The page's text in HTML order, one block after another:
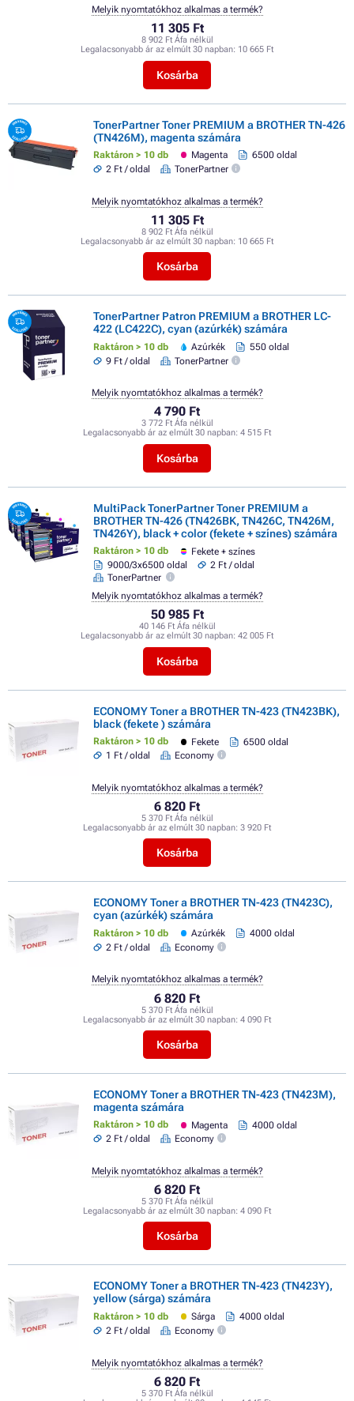
11 305 Ft
8 902 Ft Áfa nélkül
Legalacsonyabb ár az elmúlt 30 napban: 10 665 Ft
Kosárba
Melyik nyomtatókhoz alkalmas a termék?
TonerPartner Toner PREMIUM a BROTHER TN-426
(TN426M), magenta számára
Raktáron > 10 db Magenta
6500 oldal
2 Ft / oldal
TonerPartner
11 305 Ft
8 902 Ft Áfa nélkül
Legalacsonyabb ár az elmúlt 30 napban: 10 665 Ft
Kosárba
Melyik nyomtatókhoz alkalmas a termék?
TonerPartner Patron PREMIUM a BROTHER LC-
422 (LC422C), cyan (azúrkék) számára
Raktáron > 10 db Azúrkék
550 oldal
9 Ft / oldal
TonerPartner
4 790 Ft
3 772 Ft Áfa nélkül
Legalacsonyabb ár az elmúlt 30 napban: 4 515 Ft
Kosárba
Melyik nyomtatókhoz alkalmas a termék?
MultiPack TonerPartner Toner PREMIUM a
BROTHER TN-426 (TN426BK, TN426C, TN426M,
TN426Y), black + color (fekete + színes) számára
Raktáron > 10 db
Fekete + színes
9000/3x6500 oldal
2 Ft / oldal
TonerPartner
50 985 Ft
40 146 Ft Áfa nélkül
Legalacsonyabb ár az elmúlt 30 napban: 42 005 Ft
Kosárba
Melyik nyomtatókhoz alkalmas a termék?
ECONOMY Toner a BROTHER TN-423 (TN423BK),
black (fekete ) számára
Raktáron > 10 db Fekete
6500 oldal
1 Ft / oldal
Economy
6 820 Ft
5 370 Ft Áfa nélkül
Legalacsonyabb ár az elmúlt 30 napban: 3 920 Ft
Kosárba
Melyik nyomtatókhoz alkalmas a termék?
ECONOMY Toner a BROTHER TN-423 (TN423C),
cyan (azúrkék) számára
Raktáron > 10 db Azúrkék
4000 oldal
2 Ft / oldal
Economy
6 820 Ft
5 370 Ft Áfa nélkül
Legalacsonyabb ár az elmúlt 30 napban: 4 090 Ft
Kosárba
Melyik nyomtatókhoz alkalmas a termék?
ECONOMY Toner a BROTHER TN-423 (TN423M),
magenta számára
Raktáron > 10 db Magenta
4000 oldal
2 Ft / oldal
Economy
6 820 Ft
5 370 Ft Áfa nélkül
Legalacsonyabb ár az elmúlt 30 napban: 4 090 Ft
Kosárba
Melyik nyomtatókhoz alkalmas a termék?
ECONOMY Toner a BROTHER TN-423 (TN423Y),
yellow (sárga) számára
Raktáron > 10 db Sárga
4000 oldal
2 Ft / oldal
Economy
6 820 Ft
5 370 Ft Áfa nélkül
Melyik nyomtatókhoz alkalmas a termék?